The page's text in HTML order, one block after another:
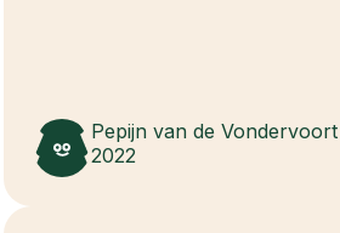
Pepijn van de Vondervoort
2022